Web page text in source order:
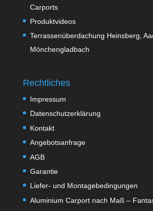
Carports
Produktvideos
Terrassenüberdachung Heinsberg,
Mönchengladbach
Rechtliches
Impressum
Datenschutzerklärung
Kontakt
Angebotsanfrage
AGB
Garantie
Liefer- und Montagebedingungen
Aluminium Carport nach Maß –